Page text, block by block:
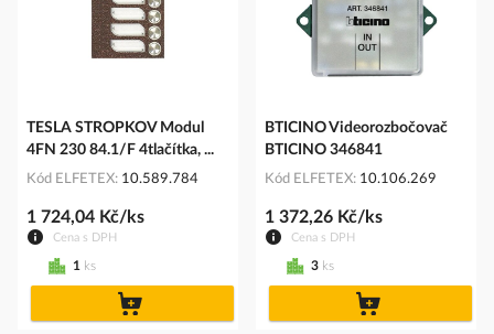
TESLA STROPKOV Modul
4FN 230 84.1/F 4tlačítka, ...
Kód ELFETEX 10.589.784
Cena s DPH
1 724,04 Kč/ks
1 ks
BTICINO Videorozbočovač
BTICINO 346841
Kód ELFETEX 10.106.269
Cena s DPH
1 372,26 Kč/ks
3 ks